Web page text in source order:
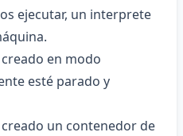
ejecutar, un interprete
en modo
esté parado y
un contenedor de